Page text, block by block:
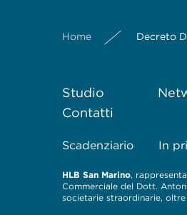
Home Decreto
Studio
Contatti
Scadenziario In
HLB San Marino,
Commerciale del Dott.
societarie straordinarie,